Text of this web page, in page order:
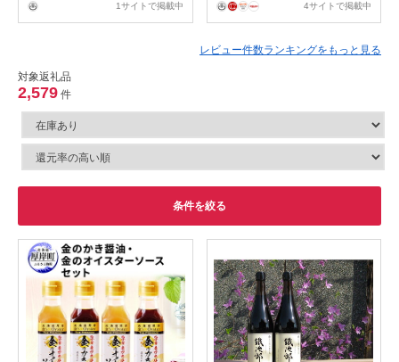
1サイトで掲載中 4サイトで掲載中
レビュー件数ランキングをもっと見る
対象返礼品
2,579 件
条件を絞る